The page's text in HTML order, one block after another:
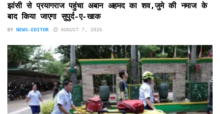
झांसी से प्रयागराज पहुंचा अबान अहमद का शव,जुमे की नमाज के
बाद किया जाएगा सुपुर्द-ए-खाक
BY NEWS-EDITOR AUGUST 7, 2026